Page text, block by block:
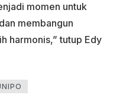
momen untuk
membangun
harmonis,” tutup Edy